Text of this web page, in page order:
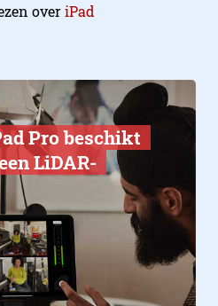
overiPad
Pro beschikt
LiDAR-